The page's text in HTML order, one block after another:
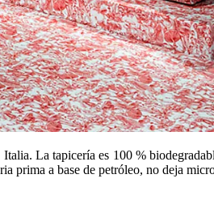
La tapicería es 100 %
prima a base de petróleo, no deja